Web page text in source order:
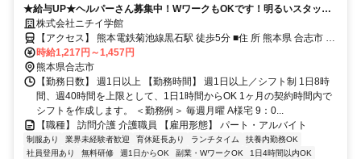
★給与UP★ヘルパーさん募集中！WワークもOKです！明るいスタッフ
ばかりで働きやすい環境です！
株式会社ニチイ学館
【アクセス】 熊本電鉄菊池線黒石駅 徒歩5分 ■住 所 熊本県 合志市 須
時給1,217円～1,457円
熊本県合志市
【勤務日数】 週1日以上 【勤務時間】 週1日以上／シフト制 1日8時
間、週40時間を上限として、1日1時間からOK 1ヶ月の契約時間内で
シフトを作成します。 ＜勤務例＞ 毎週月曜 A様宅 9：0...
【職種】 訪問介護 介護職員 【雇用形態】 パート・アルバイト
制服あり 業界未経験者歓迎 育休延長あり ランチタイム
扶養内勤務OK
社員登用あり
無料研修 週1日からOK 副業・WワークOK
1日4時間以内OK